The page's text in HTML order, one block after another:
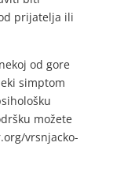
prijatelja ili
od gore
simptom
možete
vrsnjacko-